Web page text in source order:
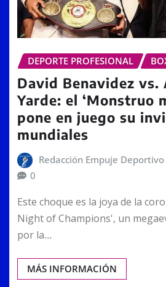
DEPORTE PROFESIONAL
David Benavidez vs.
Yarde: el ‘Monstruo
pone en juego su
mundiales
Redacción Empuje Deportivo
0
Este choque es la joya de la
Night of Champions', un
por la…
MÁS INFORMACIÓN